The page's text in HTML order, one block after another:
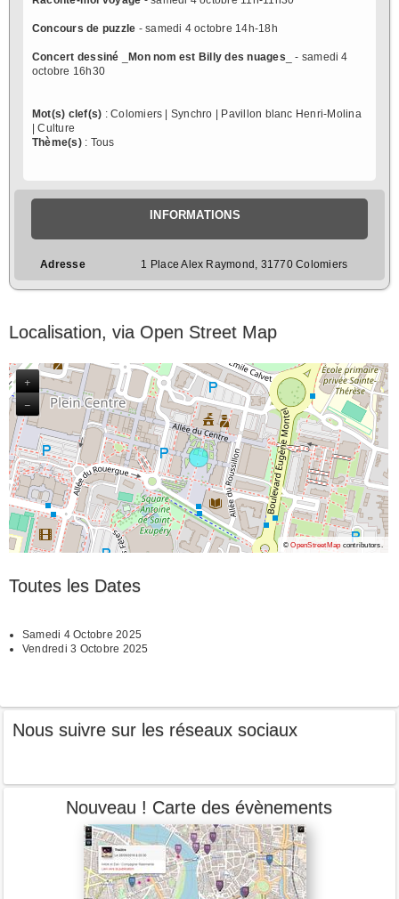
Concours de puzzle - samedi 4 octobre 14h-18h
Concert dessiné _Mon nom est Billy des nuages _ - samedi 4
octobre 16h30
Mot(s) clef(s) : Colomiers | Synchro | Pavillon blanc Henri-Molina
| Culture
Thème(s): Tous
INFORMATIONS
Adresse 1 Place Alex Raymond, 31770 Colomiers
Localisation, via Open Street Map
+
−
©OpenStreetMap contributors.
Toutes les Dates
Samedi 4 Octobre 2025
Vendredi 3 Octobre 2025
Nous suivre sur les réseaux sociaux
Nouveau ! Carte des évènements